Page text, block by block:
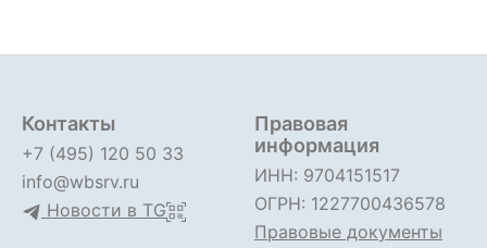
Контакты
+7 (495) 120 50 33
info@wbsrv.ru
Новости в TG
Правовая
информация
ИНН: 9704151517
ОГРН: 1227700436578
Правовые документы